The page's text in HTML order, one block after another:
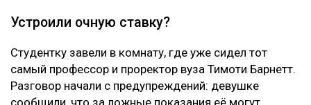
Устроили очную ставку?
Студентку завели в комнату, где уже сидел тот
самый профессор и проректор вуза Тимоти Барнетт.
Разговор начали с предупреждений: девушке
сообщили, что за ложные показания её могут